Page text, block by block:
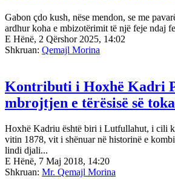
Gabon çdo kush, nëse mendon, se me
ardhur koha e mbizotërimit të një feje ndaj
E Hënë, 2 Qërshor 2025, 14:02
Shkruan: Qemajl Morina
Kontributi i Hoxhë Kadri
mbrojtjen e tërësisë së
Hoxhë Kadriu është biri i Lutfullahut, i cili
vitin 1878, vit i shënuar në historinë e
lindi djali...
E Hënë, 7 Maj 2018, 14:20
Shkruan: Mr. Qemajl Morina